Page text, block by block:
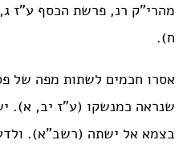
מהרי”ק רנ, פרשת הכסף ע”ז
ח).
אסרו חכמים לשתות מפה של
שנראה כמנשקו (ע”ז יב, א).
בצמא אל ישתה (רשב”א).